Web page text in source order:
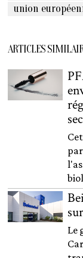
union
ARTICLES
Le